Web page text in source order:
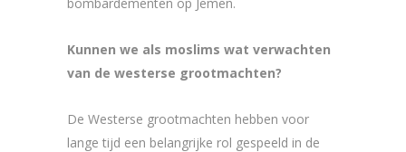
Kunnen we als moslims wat verwachten
van de westerse grootmachten?
De Westerse grootmachten hebben voor
lange tijd een belangrijke rol gespeeld in de